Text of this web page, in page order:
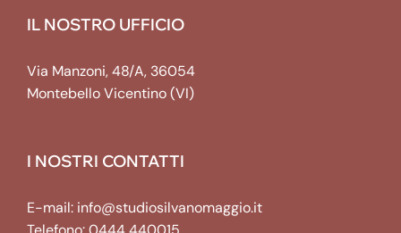
IL NOSTRO UFFICIO
Via Manzoni, 48/A, 36054
Montebello Vicentino (VI)
I NOSTRI CONTATTI
E-mail: info@studiosilvanomaggio.it